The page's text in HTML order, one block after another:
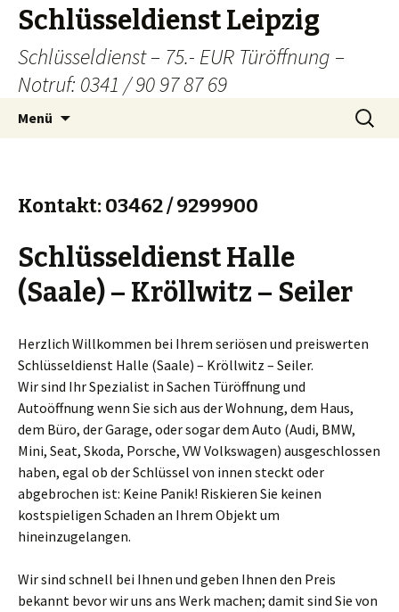
Schlüsseldienst Leipzig
Schlüsseldienst – 75.- EUR Türöffnung –
Notruf: 0341 / 90 97 87 69
Menü
Suchen
nach:
Kontakt: 03462 / 9299900
Schlüsseldienst Halle
(Saale) – Kröllwitz – Seiler
Herzlich Willkommen bei Ihrem seriösen und preiswerten
Schlüsseldienst Halle (Saale) – Kröllwitz – Seiler.
Wir sind Ihr Spezialist in Sachen Türöffnung und
Autoöffnung wenn Sie sich aus der Wohnung, dem Haus,
dem Büro, der Garage, oder sogar dem Auto (Audi, BMW,
Mini, Seat, Skoda, Porsche, VW Volkswagen) ausgeschlossen
haben, egal ob der Schlüssel von innen steckt oder
abgebrochen ist: Keine Panik! Riskieren Sie keinen
kostspieligen Schaden an Ihrem Objekt um
hineinzugelangen.
Wir sind schnell bei Ihnen und geben Ihnen den Preis
bekannt bevor wir uns ans Werk machen; damit sind Sie von